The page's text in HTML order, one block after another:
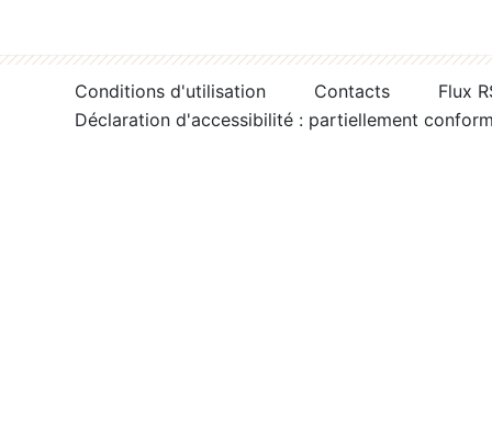
Conditions d'utilisation Contacts
Flux
Déclaration d'accessibilité : partiellement